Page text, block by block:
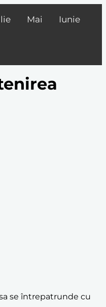
Mai Iunie
se întrepatrunde cu